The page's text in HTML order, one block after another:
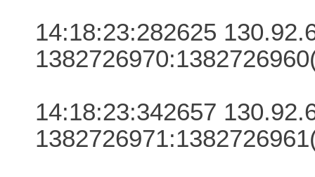
14:18:23:282625
14:18:23:342657